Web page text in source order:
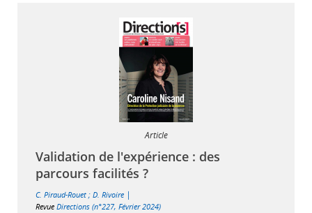
Article
Validation de l'expérience : des
parcours facilités ?
C. Piraud-Rouet ; D. Rivoire |
Revue Directions (n°227, Février 2024)